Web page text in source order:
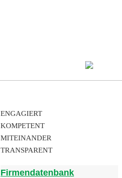
ENGAGIERT
KOMPETENT
MITEINANDER
TRANSPARENT
Firmendatenbank